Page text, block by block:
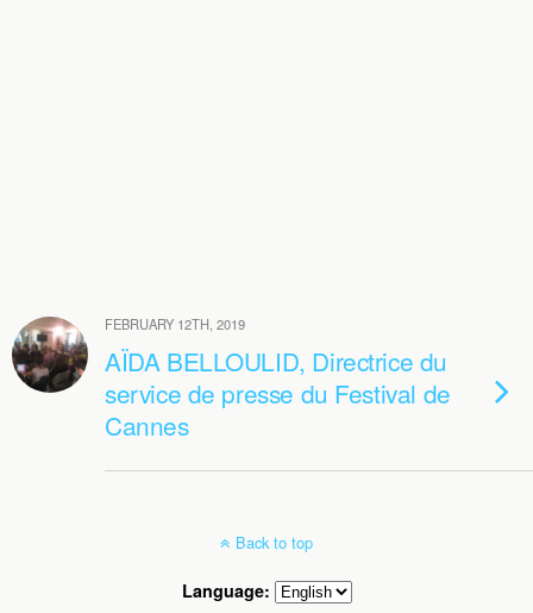
FEBRUARY 12TH, 2019
AÏDA BELLOULID, Directrice du
service de presse du Festival de
Cannes
Back to top
Language: